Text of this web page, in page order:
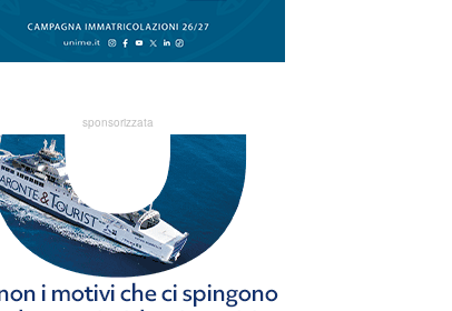
sponsorizzata